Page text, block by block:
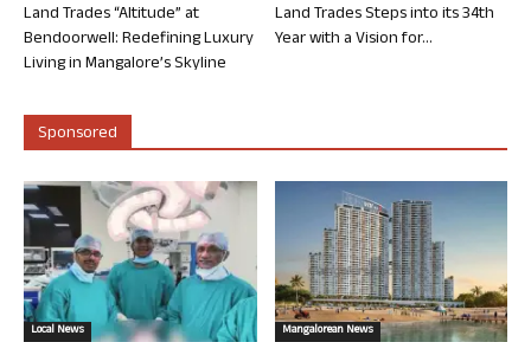
Land Trades “Altitude” at
Bendoorwell: Redefining Luxury
Living in Mangalore’s Skyline
Land Trades Steps into its 34th
Year with a Vision for...
Sponsored
Local News Mangalorean News